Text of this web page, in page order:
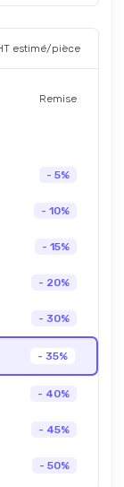
estimé/pièce
Remise
- 5%
- 10%
- 15%
- 20%
- 30%
- 35%
- 40%
- 45%
- 50%